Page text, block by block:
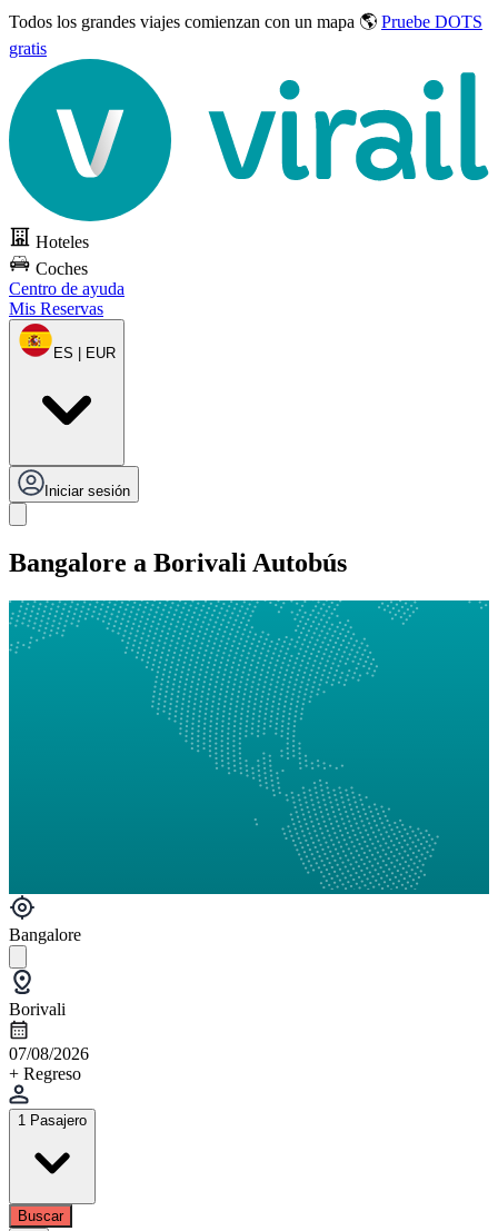
Todos los grandes viajes comienzan con un mapa 🌎 Pruebe DOTS
gratis
Hoteles
Coches
Centro de ayuda
Mis Reservas
ES | EUR
Iniciar sesión
Bangalore a Borivali Autobús
Bangalore
Borivali
07/08/2026
+ Regreso
1 Pasajero
Buscar